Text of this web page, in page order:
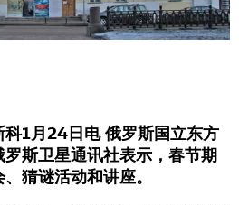
1月24日电 俄罗斯国立东方
斯卫星通讯社表示，春节期
猜谜活动和讲座。